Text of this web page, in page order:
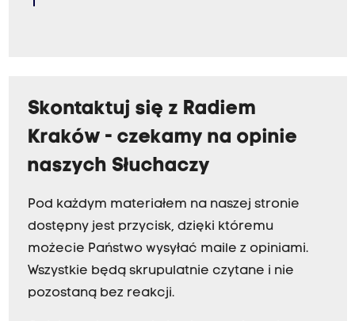
Skontaktuj się z Radiem
Kraków - czekamy na opinie
naszych Słuchaczy
Pod każdym materiałem na naszej stronie
dostępny jest przycisk, dzięki któremu
możecie Państwo wysyłać maile z opiniami.
Wszystkie będą skrupulatnie czytane i nie
pozostaną bez reakcji.